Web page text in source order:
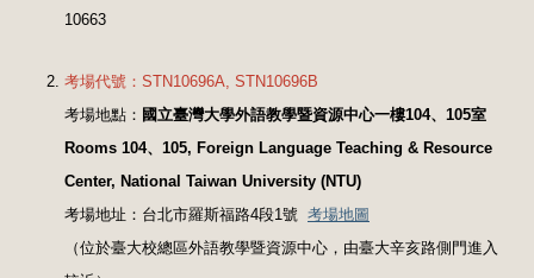
10663
考場代號：STN10696A, STN10696B
考場地點： 國立臺灣大學外語教學暨資源中心一樓104、105室
Rooms 104、105, Foreign Language Teaching & Resource
Center, National Taiwan University (NTU)
考場地址：台北市羅斯福路4段1號 考場地圖
（位於臺大校總區外語教學暨資源中心，由臺大辛亥路側門進入